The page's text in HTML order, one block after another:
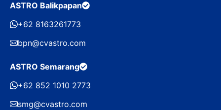
ASTRO Balikpapan
+62 8163261773
bpn@cvastro.com
ASTRO Semarang
+62 852 1010 2773
smg@cvastro.com